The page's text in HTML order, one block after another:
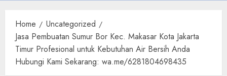
Home
Uncategorized
Jasa Pembuatan Sumur Bor Kec. Makasar Kota Jakarta
Timur Profesional untuk Kebutuhan Air Bersih Anda
Hubungi Kami Sekarang: wa.me/6281804698435